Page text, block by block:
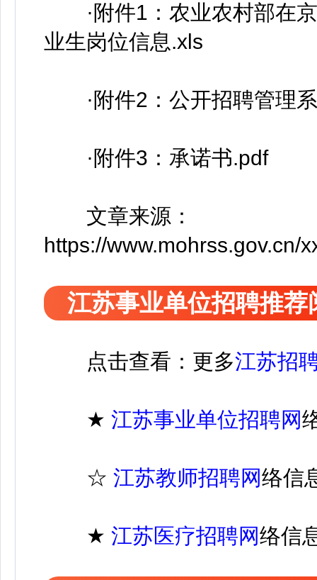
·附件1：农业农村部在京
业生岗位信息.xls
·附件2：公开招聘管理系
·附件3：承诺书.pdf
文章来源：
https://www.mohrss.gov.cn/
江苏事业单位招聘推荐
点击查看：更多江苏招
★ 江苏事业单位招聘网
☆ 江苏教师招聘网络信
★ 江苏医疗招聘网络信